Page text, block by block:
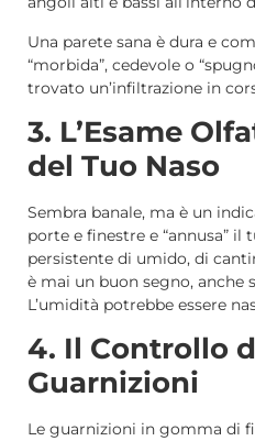
Una parete sana è dura e
“morbida”, cedevole o
trovato un’infiltrazione in
3. L’Esame
del Tuo Naso
Sembra banale, ma è un
porte e finestre e “annusa” il
persistente di umido, di
è mai un buon segno, anche
L’umidità potrebbe essere
4. Il Controllo
Guarnizioni
Le guarnizioni in gomma di